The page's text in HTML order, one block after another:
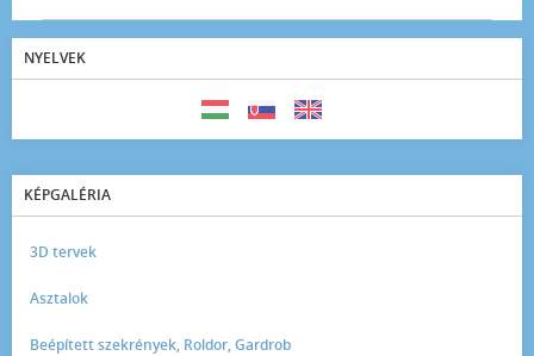
NYELVEK
KÉPGALÉRIA
3D tervek
Asztalok
Beépített szekrények, Roldor, Gardrob